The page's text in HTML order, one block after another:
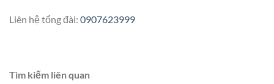
Liên hệ tổng đài: 0907623999
Tìm kiếm liên quan